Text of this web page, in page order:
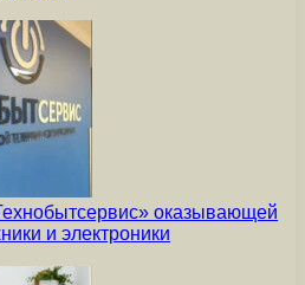
оказывающей
и электроники